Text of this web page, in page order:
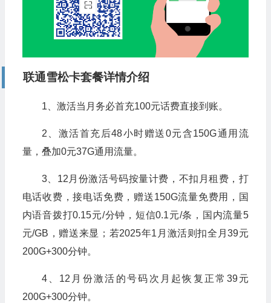
联通雪松卡套餐详情介绍
1、激活当月务必首充100元话费直接到账。
2、激活首充后48小时赠送0元含150G通用流
量，叠加0元37G通用流量。
3、12月份激活号码按量计费，不扣月租费，打
电话收费，接电话免费，赠送150G流量免费用，国
内语音拨打0.15元/分钟，短信0.1元/条，国内流量5
元/GB，赠送来显；若2025年1月激活则扣全月39元
200G+300分钟。
4、12月份激活的号码次月起恢复正常39元
200G+300分钟。